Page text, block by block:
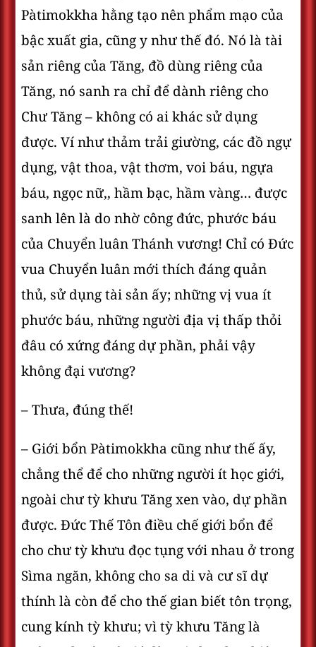
Pàtimokkha hằng tạo nên phẩm mạo của
bậc xuất gia, cũng y như thế đó. Nó là tài
sản riêng của Tăng, đồ dùng riêng của
Tăng, nó sanh ra chỉ để dành riêng cho
Chư Tăng – không có ai khác sử dụng
được. Ví như thảm trải giường, các đồ ngự
dụng, vật thoa, vật thơm, voi báu, ngựa
báu, ngọc nữ,, hầm bạc, hầm vàng… được
sanh lên là do nhờ công đức, phước báu
của Chuyển luân Thánh vương! Chỉ có Đức
vua Chuyển luân mới thích đáng quản
thủ, sử dụng tài sản ấy; những vị vua ít
phước báu, những người địa vị thấp thỏi
đâu có xứng đáng dự phần, phải vậy
không đại vương?
– Thưa, đúng thế!
– Giới bổn Pàtimokkha cũng như thế ấy,
chẳng thể để cho những người ít học giới,
ngoài chư tỳ khưu Tăng xen vào, dự phần
được. Đức Thế Tôn điều chế giới bổn để
cho chư tỳ khưu đọc tụng với nhau ở trong
Sìma ngăn, không cho sa di và cư sĩ dự
thính là còn để cho thế gian biết tôn trọng,
cung kính tỳ khưu; vì tỳ khưu Tăng là